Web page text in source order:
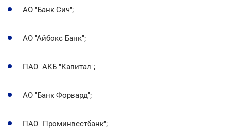
АО "Банк Сич";
АО "Айбокс Банк";
ПАО "АКБ "Капитал";
АО "Банк Форвард";
ПАО "Проминвестбанк";